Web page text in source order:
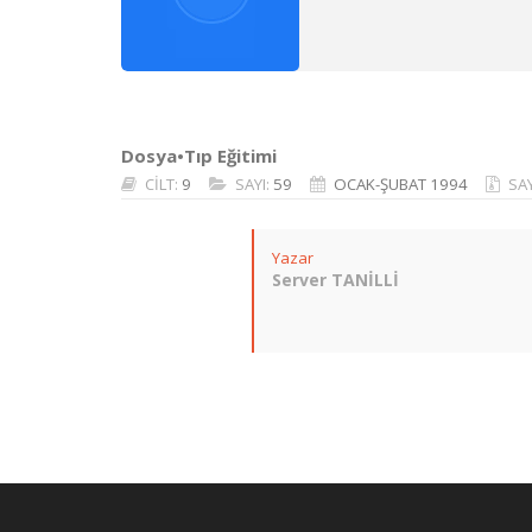
Dosya•Tıp Eğitimi
CİLT: 9 SAYI: 59 OCAK-ŞUBAT 1994
Yazar
Server TANİLLİ